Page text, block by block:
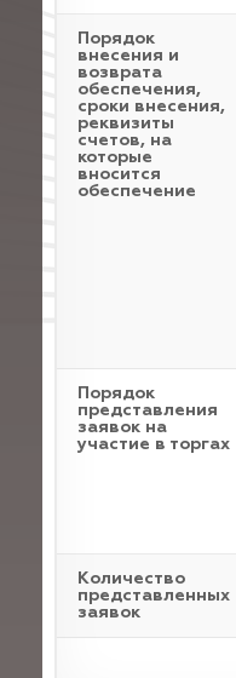
Порядок
внесения и
возврата
обеспечения,
сроки внесения,
реквизиты
счетов, на
которые
вносится
обеспечение
Порядок
представления
заявок на
участие в торгах
Количество
представленных
заявок